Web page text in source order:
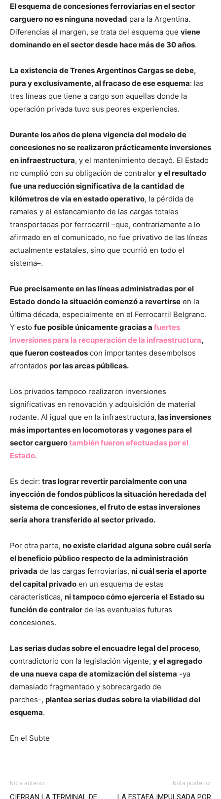
El esquema de concesiones ferroviarias en el sector
carguero no es ninguna novedad para la Argentina.
Diferencias al margen, se trata del esquema que viene
dominando en el sector desde hace más de 30 años.
La existencia de Trenes Argentinos Cargas se debe,
pura y exclusivamente, al fracaso de ese esquema: las
tres líneas que tiene a cargo son aquellas donde la
operación privada tuvo sus peores experiencias.
Durante los años de plena vigencia del modelo de
concesiones no se realizaron prácticamente inversiones
en infraestructura, y el mantenimiento decayó. El Estado
no cumplió con su obligación de contralor y el resultado
fue una reducción significativa de la cantidad de
kilómetros de vía en estado operativo, la pérdida de
ramales y el estancamiento de las cargas totales
transportadas por ferrocarril –que, contrariamente a lo
afirmado en el comunicado, no fue privativo de las líneas
actualmente estatales, sino que ocurrió en todo el
sistema–.
Fue precisamente en las líneas administradas por el
Estado donde la situación comenzó a revertirse en la
última década, especialmente en el Ferrocarril Belgrano.
Y esto fue posible únicamente gracias a fuertes
inversiones para la recuperación de la infraestructura,
que fueron costeados con importantes desembolsos
afrontados por las arcas públicas.
Los privados tampoco realizaron inversiones
significativas en renovación y adquisición de material
rodante. Al igual que en la infraestructura, las inversiones
más importantes en locomotoras y vagones para el
sector carguerotambién fueron efectuadas por el
Estado.
Es decir: tras lograr revertir parcialmente con una
inyección de fondos públicos la situación heredada del
sistema de concesiones, el fruto de estas inversiones
sería ahora transferido al sector privado.
Por otra parte, no existe claridad alguna sobre cuál sería
el beneficio público respecto de la administración
privada de las cargas ferroviarias, ni cuál sería el aporte
del capital privado en un esquema de estas
características, ni tampoco cómo ejercería el Estado su
función de contralor de las eventuales futuras
concesiones.
Las serias dudas sobre el encuadre legal del proceso,
contradictorio con la legislación vigente, y el agregado
de una nueva capa de atomización del sistema -ya
demasiado fragmentado y sobrecargado de
parches-, plantea serias dudas sobre la viabilidad del
esquema.
En el Subte
Nota anterior Nota posterior